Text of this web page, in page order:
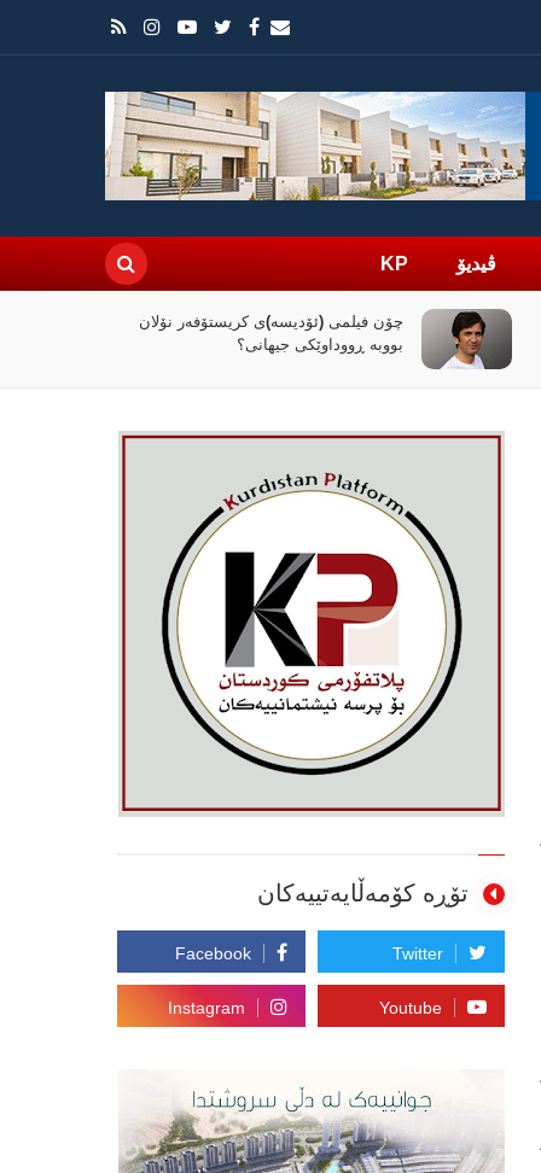
ڤیدیۆ KP
چۆن فیلمی (ئۆدیسە)ی کریستۆفەر نۆلان
بووبە ڕووداوێکی جیهانی؟
تۆڕە کۆمەڵایەتییەکان